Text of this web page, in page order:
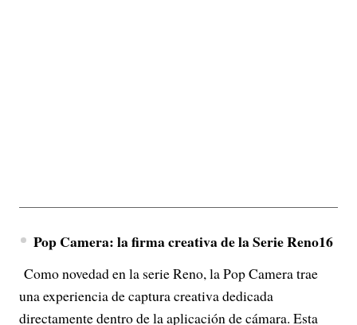
Pop Camera: la firma creativa de la Serie Reno16
Como novedad en la serie Reno, la Pop Camera trae
una experiencia de captura creativa dedicada
directamente dentro de la aplicación de cámara. Esta